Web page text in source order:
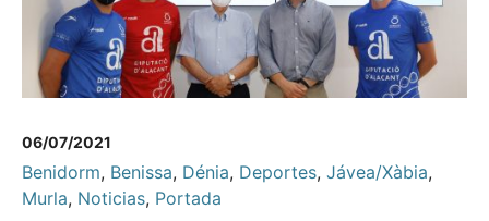
06/07/2021
Benidorm, Benissa, Dénia, Deportes, Jávea/Xàbia,
Murla, Noticias, Portada